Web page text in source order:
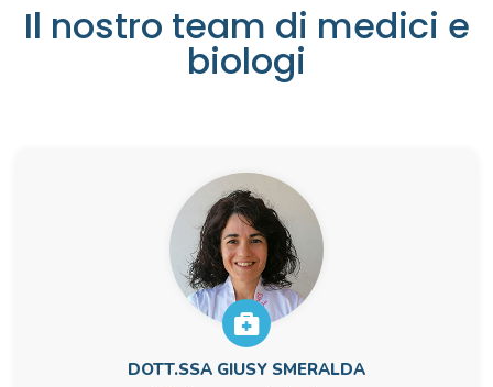
Il nostro team di medici e
biologi
DOTT.SSA GIUSY SMERALDA